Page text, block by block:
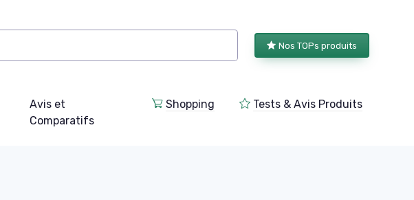
Nos TOPs produits
Avis et
Comparatifs
Shopping Tests & Avis Produits